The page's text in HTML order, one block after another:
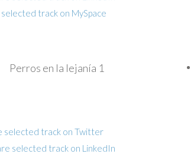
Perros en la lejanía 1